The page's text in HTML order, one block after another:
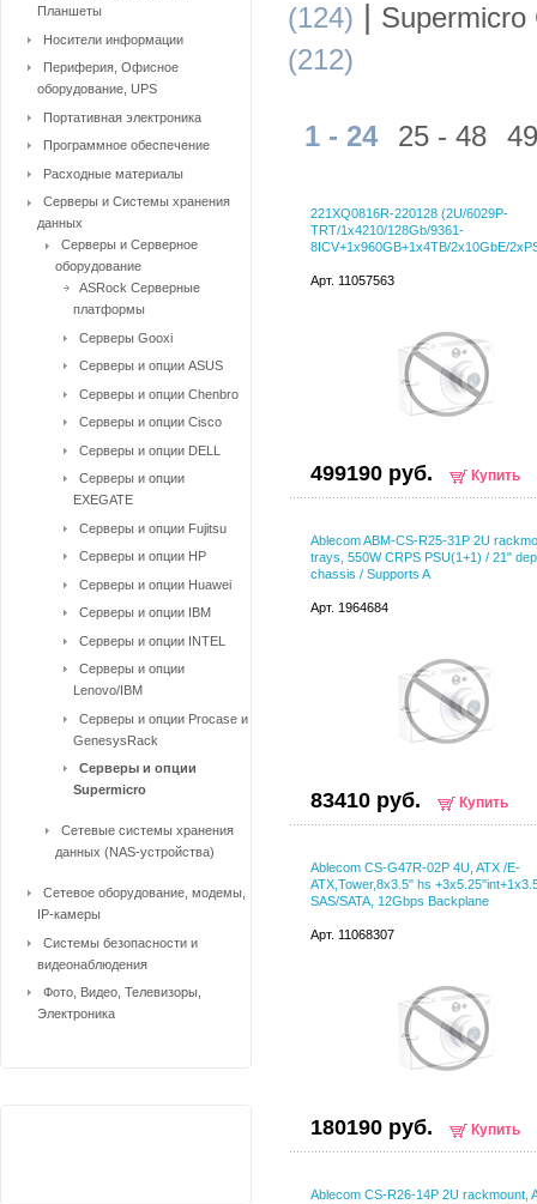
(124)
(212)
1 - 24 25 - 48
221XQ0816R-220128 (2U/6029P-
TRT/1x4210/128Gb/9361-
8ICV+1x960GB+1x4TB/2x10GbE/
Арт. 11057563
499190 руб. Купить
Ablecom ABM-CS-R25-31P 2U
trays, 550W CRPS PSU(1+1) / 21"
chassis / Supports A
Арт. 1964684
83410 руб. Купить
Ablecom CS-G47R-02P 4U, ATX /E-
ATX,Tower,8x3.5" hs
SAS/SATA, 12Gbps Backplane
Арт. 11068307
180190 руб. Купить
Ablecom CS-R26-14P 2U rackmount,
Планшеты
Носители информации
Периферия, Офисное
оборудование, UPS
Портативная электроника
Программное обеспечение
Расходные материалы
Серверы и Системы хранения
данных
Серверы и Серверное
оборудование
ASRock Серверные
платформы
Серверы Gooxi
Серверы и опции ASUS
Серверы и опции Chenbro
Серверы и опции Cisco
Серверы и опции DELL
Серверы и опции
EXEGATE
Серверы и опции Fujitsu
Серверы и опции HP
Серверы и опции Huawei
Серверы и опции IBM
Серверы и опции INTEL
Серверы и опции
Lenovo/IBM
Серверы и опции Procase и
GenesysRack
Серверы и опции
Supermicro
Сетевые системы хранения
данных (NAS-устройства)
Сетевое оборудование, модемы,
IP-камеры
Системы безопасности и
видеонаблюдения
Фото, Видео, Телевизоры,
Электроника